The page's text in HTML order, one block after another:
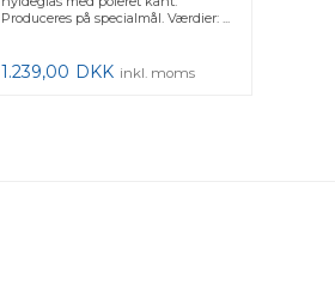
Produceres på specialmål. Værdier: ...
1.239,00 DKK inkl. moms